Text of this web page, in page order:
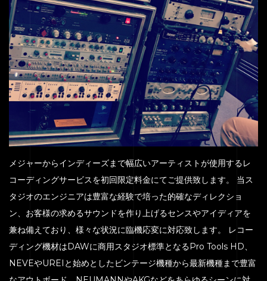
メジャーからインディーズまで幅広いアーティストが使用するレ
コーディングサービスを初回限定料金にてご提供致します。 当ス
タジオのエンジニアは豊富な経験で培った的確なディレクショ
ン、お客様の求めるサウンドを作り上げるセンスやアイディアを
兼ね備えており、様々な状況に臨機応変に対応致します。 レコー
ディング機材はDAWに商用スタジオ標準となるPro Tools HD、
NEVEやUREIと始めとしたビンテージ機種から最新機種まで豊富